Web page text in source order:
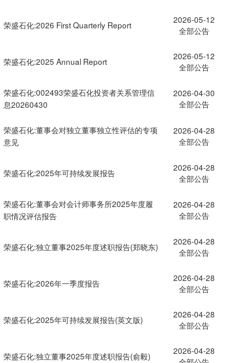
荣盛石化:2026 First Quarterly Report
2026-05-12
全部公告
荣盛石化:2025 Annual Report
2026-05-12
全部公告
荣盛石化:002493荣盛石化投资者关系管理信
息20260430
2026-04-30
全部公告
荣盛石化:董事会对独立董事独立性评估的专项
意见
2026-04-28
全部公告
荣盛石化:2025年可持续发展报告
2026-04-28
全部公告
荣盛石化:董事会对会计师事务所2025年度履
职情况评估报告
2026-04-28
全部公告
荣盛石化:独立董事2025年度述职报告(郑晓东)
2026-04-28
全部公告
荣盛石化:2026年一季度报告
2026-04-28
全部公告
荣盛石化:2025年可持续发展报告(英文版)
2026-04-28
全部公告
荣盛石化:独立董事2025年度述职报告(俞毅)
2026-04-28